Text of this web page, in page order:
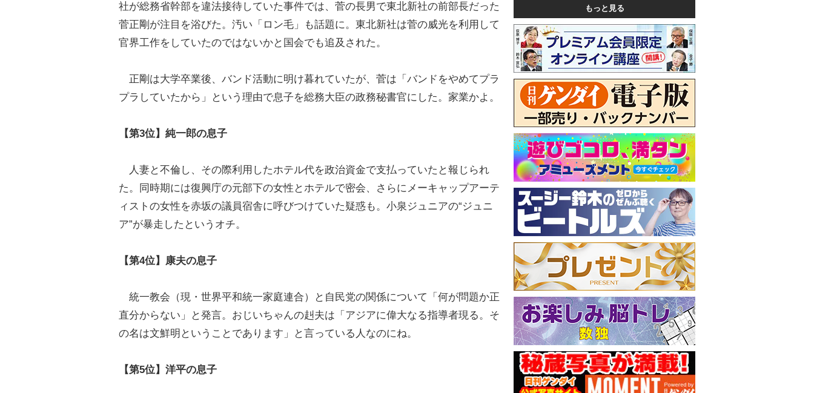
社が総務省幹部を違法接待していた事件では、菅の長男で東北新社の前部長だった
菅正剛が注目を浴びた。汚い「ロン毛」も話題に。東北新社は菅の威光を利用して
官界工作をしていたのではないかと国会でも追及された。
正剛は大学卒業後、バンド活動に明け暮れていたが、菅は「バンドをやめてプラ
プラしていたから」という理由で息子を総務大臣の政務秘書官にした。家業かよ。
【第3位】純一郎の息子
人妻と不倫し、その際利用したホテル代を政治資金で支払っていたと報じられ
た。同時期には復興庁の元部下の女性とホテルで密会、さらにメーキャップアーテ
ィストの女性を赤坂の議員宿舎に呼びつけていた疑惑も。小泉ジュニアの“ジュニ
ア”が暴走したというオチ。
【第4位】康夫の息子
統一教会（現・世界平和統一家庭連合）と自民党の関係について「何が問題か正
直分からない」と発言。おじいちゃんの赳夫は「アジアに偉大なる指導者現る。そ
の名は文鮮明ということであります」と言っている人なのにね。
【第5位】洋平の息子
もっと見る